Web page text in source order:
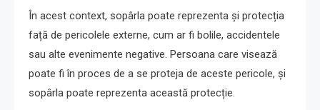
În acest context, sopârla poate reprezenta și protecția
față de pericolele externe, cum ar fi bolile, accidentele
sau alte evenimente negative. Persoana care visează
poate fi în proces de a se proteja de aceste pericole, și
sopârla poate reprezenta această protecție.